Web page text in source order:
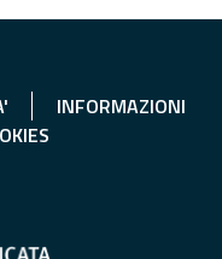
INFORMAZIONI